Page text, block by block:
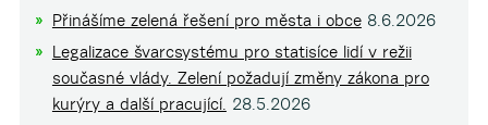
Přinášíme zelená řešení pro města i obce 8.6.2026
Legalizace švarcsystému pro statisíce lidí v režii
současné vlády. Zelení požadují změny zákona pro
kurýry a další pracující. 28.5.2026